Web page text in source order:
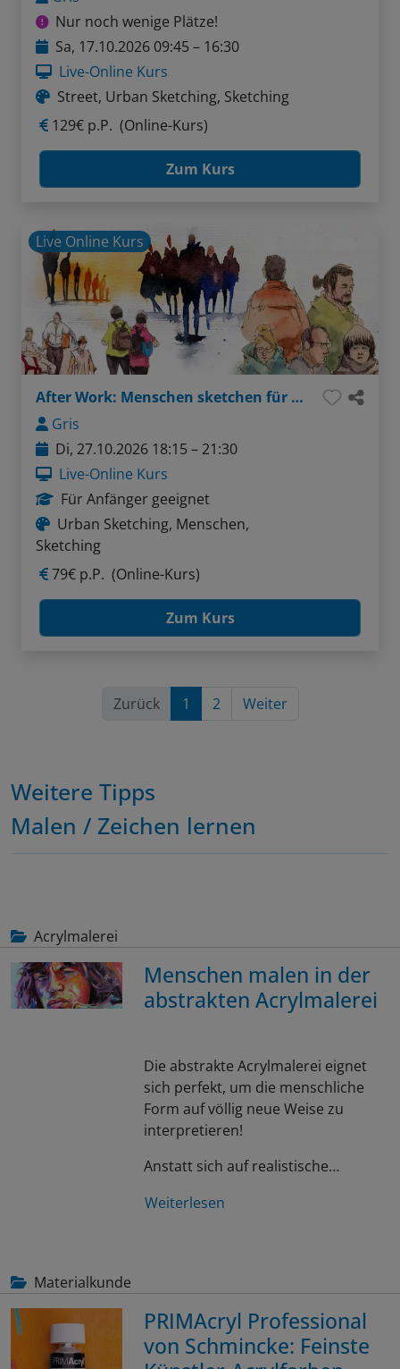
Nur noch wenige Plätze!
Sa, 17.10.2026 09:45 – 16:30
Live-Online Kurs
Street, Urban Sketching, Sketching
129€ p.P. (Online-Kurs)
Zum Kurs
Live Online Kurs
After Work: Menschen sketchen für Einsteiger
Gris
Di, 27.10.2026 18:15 – 21:30
Live-Online Kurs
Für Anfänger geeignet
Urban Sketching, Menschen,
Sketching
79€ p.P. (Online-Kurs)
Zum Kurs
Zurück 1 2 Weiter
Weitere Tipps
Malen / Zeichen lernen
Acrylmalerei
Menschen malen in der
abstrakten Acrylmalerei
Die abstrakte Acrylmalerei eignet
sich perfekt, um die menschliche
Form auf völlig neue Weise zu
interpretieren!
Anstatt sich auf realistische…
Weiterlesen
Materialkunde
PRIMAcryl Professional
von Schmincke: Feinste